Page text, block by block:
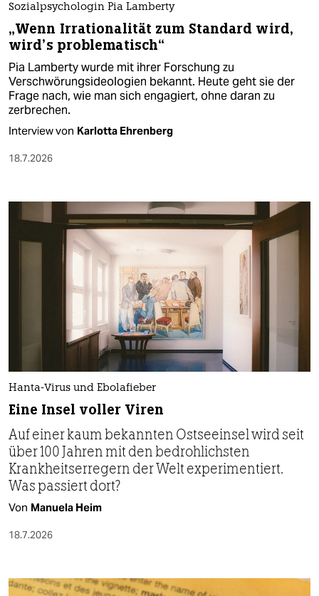
Sozialpsychologin Pia Lamberty
„Wenn Irrationalität zum Standard wird,
wird’s problematisch“
Pia Lamberty wurde mit ihrer Forschung zu
Verschwörungsideologien bekannt. Heute geht sie der
Frage nach, wie man sich engagiert, ohne daran zu
zerbrechen.
Interview von Karlotta Ehrenberg
18.7.2026
Hanta-Virus und Ebolafieber
Eine Insel voller Viren
Auf einer kaum bekannten Ostseeinsel wird seit
über 100 Jahren mit den bedrohlichsten
Krankheitserregern der Welt experimentiert.
Was passiert dort?
Von Manuela Heim
18.7.2026